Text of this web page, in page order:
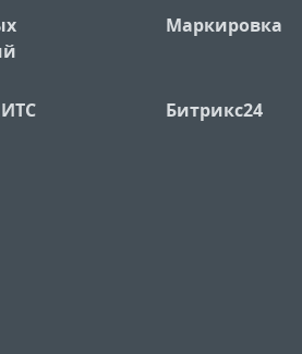
Маркировка
Битрикс24